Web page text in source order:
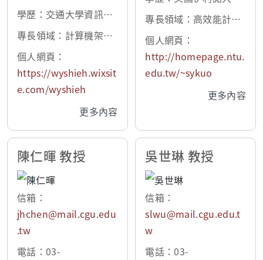
學歷：交通大學資訊工
程博士
專長領域：計算機架
構、嵌入式系統、系統
單晶片、系統模擬與分
個人網頁：
https://wyshieh.wixsit
e.com/wyshieh
更多內容
香檳校區計算機科學系
專長領域：高效能計
算、資訊安全、電腦視
覺
個人網頁：
http://homepage.ntu.
edu.tw/~sykuo
更多內容
陳仁暉 教授
信箱：
jhchen@mail.cgu.edu
.tw
電話：03-
吳世琳 教授
信箱：
slwu@mail.cgu.edu.t
w
電話：03-